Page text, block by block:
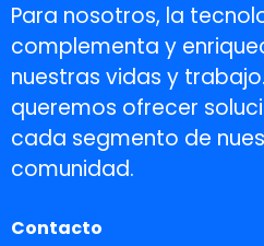
Para nosotros, la
complementa y
nuestras vidas y
queremos ofrecer
cada segmento de
comunidad.
Contacto